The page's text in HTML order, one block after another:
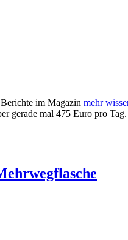
im Magazin mehr
gerade mal 475 Euro pro